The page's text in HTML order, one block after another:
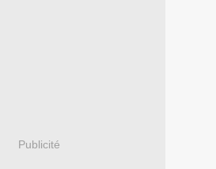
Publicité